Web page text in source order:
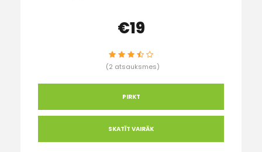
€19
(2 atsauksmes)
PIRKT
SKATĪT VAIRĀK